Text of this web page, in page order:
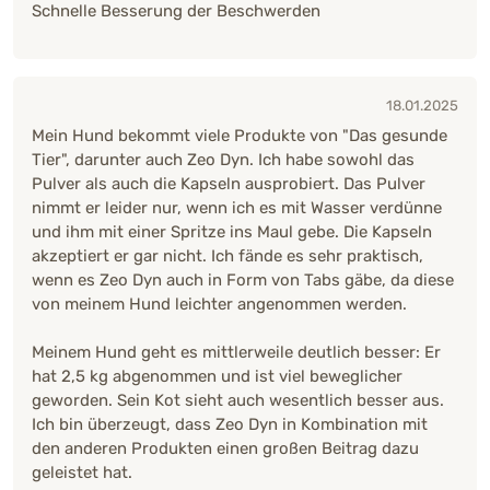
Schnelle Besserung der Beschwerden
18.01.2025
Mein Hund bekommt viele Produkte von "Das gesunde
Tier", darunter auch Zeo Dyn. Ich habe sowohl das
Pulver als auch die Kapseln ausprobiert. Das Pulver
nimmt er leider nur, wenn ich es mit Wasser verdünne
und ihm mit einer Spritze ins Maul gebe. Die Kapseln
akzeptiert er gar nicht. Ich fände es sehr praktisch,
wenn es Zeo Dyn auch in Form von Tabs gäbe, da diese
von meinem Hund leichter angenommen werden.
Meinem Hund geht es mittlerweile deutlich besser: Er
hat 2,5 kg abgenommen und ist viel beweglicher
geworden. Sein Kot sieht auch wesentlich besser aus.
Ich bin überzeugt, dass Zeo Dyn in Kombination mit
den anderen Produkten einen großen Beitrag dazu
geleistet hat.